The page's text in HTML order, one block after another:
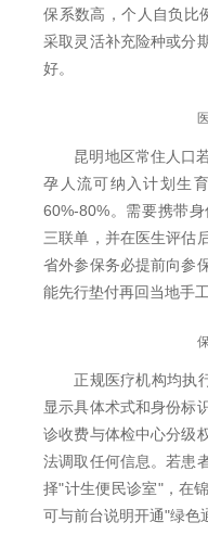
保系数高，个人自负比
采取灵活补充险种或分
好。
昆明地区常住人口
孕人流可纳入计划生
60%-80%。需要携带
三联单，并在医生评估
省外参保务必提前向参
能先行垫付再回当地手工
正规医疗机构均执
显示具体术式和身份标
诊收费与体检中心分级
法调取任何信息。若患
择"计生便民诊室"，在
可与前台说明开通"绿色